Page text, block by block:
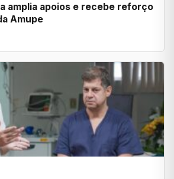
amplia apoios e recebe reforço
Amupe